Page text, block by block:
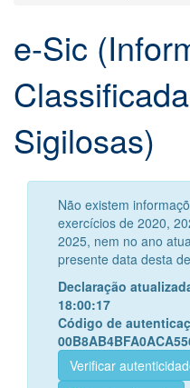
e-Sic
Sigilosas)
Não existem
exercícios de 2020,
2025, nem no ano
presente data desta
Declaração
18:00:17
Código de
Verificar